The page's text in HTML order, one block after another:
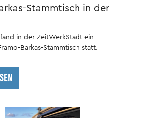
Stammtisch in der
fand in der ZeitWerkStadt ein
Barkas-Stammtisch statt.